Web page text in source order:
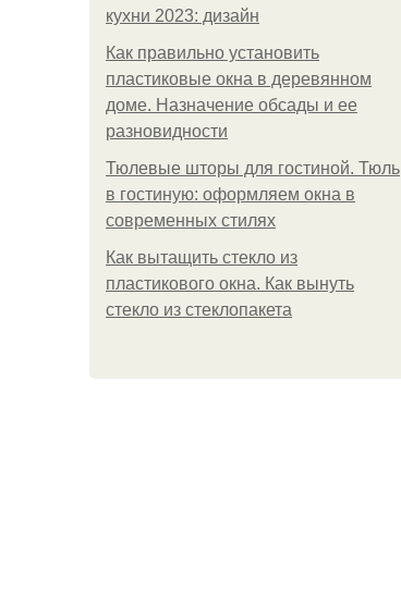
кухни 2023: дизайн
Как правильно установить
пластиковые окна в деревянном
доме. Назначение обсады и ее
разновидности
Тюлевые шторы для гостиной. Тюль
в гостиную: оформляем окна в
современных стилях
Как вытащить стекло из
пластикового окна. Как вынуть
стекло из стеклопакета